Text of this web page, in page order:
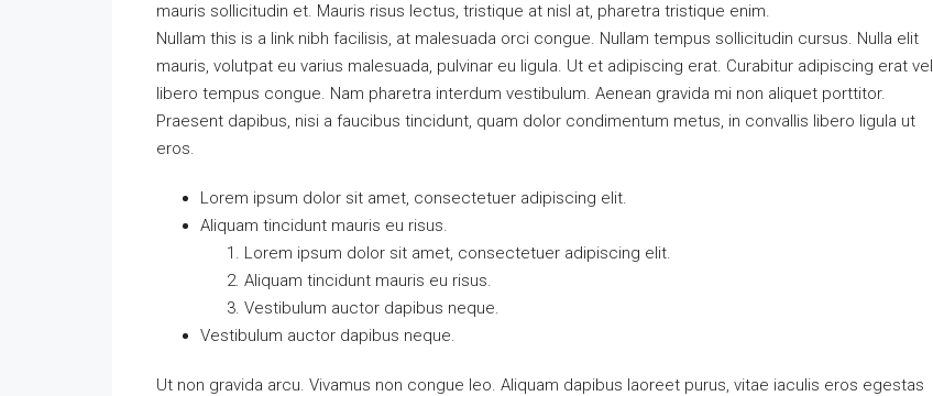
mauris sollicitudin et. Mauris risus lectus, tristique at nisl at, pharetra tristique enim.
Nullam this is a link nibh facilisis, at malesuada orci congue. Nullam tempus sollicitudin cursus. Nulla elit
mauris, volutpat eu varius malesuada, pulvinar eu ligula. Ut et adipiscing erat. Curabitur adipiscing erat vel
libero tempus congue. Nam pharetra interdum vestibulum. Aenean gravida mi non aliquet porttitor.
Praesent dapibus, nisi a faucibus tincidunt, quam dolor condimentum metus, in convallis libero ligula ut
eros.
Lorem ipsum dolor sit amet, consectetuer adipiscing elit.
Aliquam tincidunt mauris eu risus.
Lorem ipsum dolor sit amet, consectetuer adipiscing elit.
Aliquam tincidunt mauris eu risus.
Vestibulum auctor dapibus neque.
Vestibulum auctor dapibus neque.
Ut non gravida arcu. Vivamus non congue leo. Aliquam dapibus laoreet purus, vitae iaculis eros egestas